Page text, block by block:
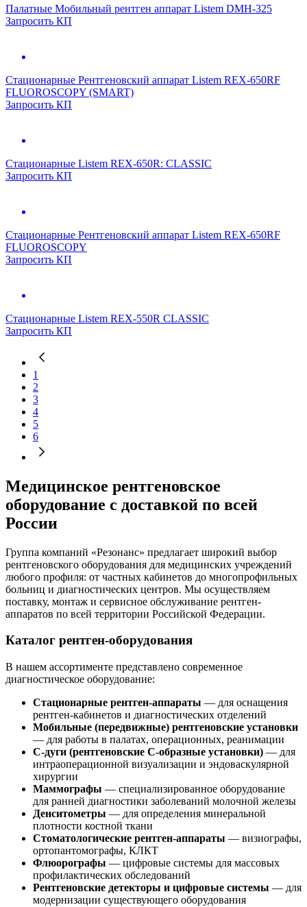
Палатные Мобильный рентген аппарат Listem DMH-325
Запросить КП
Стационарные Рентгеновский аппарат Listem REX-650RF
FLUOROSCOPY (SMART)
Запросить КП
Стационарные Listem REX-650R: CLASSIC
Запросить КП
Стационарные Рентгеновский аппарат Listem REX-650RF
FLUOROSCOPY
Запросить КП
Стационарные Listem REX-550R CLASSIC
Запросить КП
1
2
3
4
5
6
Медицинское рентгеновское
оборудование с доставкой по всей
России
Группа компаний «Резонанс» предлагает широкий выбор
рентгеновского оборудования для медицинских учреждений
любого профиля: от частных кабинетов до многопрофильных
больниц и диагностических центров. Мы осуществляем
поставку, монтаж и сервисное обслуживание рентген-
аппаратов по всей территории Российской Федерации.
Каталог рентген-оборудования
В нашем ассортименте представлено современное
диагностическое оборудование:
Стационарные рентген-аппараты — для оснащения
рентген-кабинетов и диагностических отделений
Мобильные (передвижные) рентгеновские установки
— для работы в палатах, операционных, реанимации
С-дуги (рентгеновские С-образные установки) — для
интраоперационной визуализации и эндоваскулярной
хирургии
Маммографы — специализированное оборудование
для ранней диагностики заболеваний молочной железы
Денситометры — для определения минеральной
плотности костной ткани
Стоматологические рентген-аппараты — визиографы,
ортопантомографы, КЛКТ
Флюорографы — цифровые системы для массовых
профилактических обследований
Рентгеновские детекторы и цифровые системы — для
модернизации существующего оборудования